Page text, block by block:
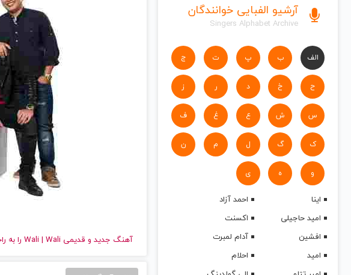
آرشیو الفبایی خوانندگان
Singers Alphabet Archive
الف ب پ ت ج
ح خ د ر ز
س ش ع غ ف
ک گ ل م ن
و ه ی
اینا
احمد آزاد
امید حاجیلی
اکسنت
افشین
آدام لمبرت
امید
احلام
آهنگ جدید و قدیمی Wali | Wali را به راحتی و با سرعت بالا گوش دهید و با کیفیت عالی با فرمت mp3 دانلود کنید